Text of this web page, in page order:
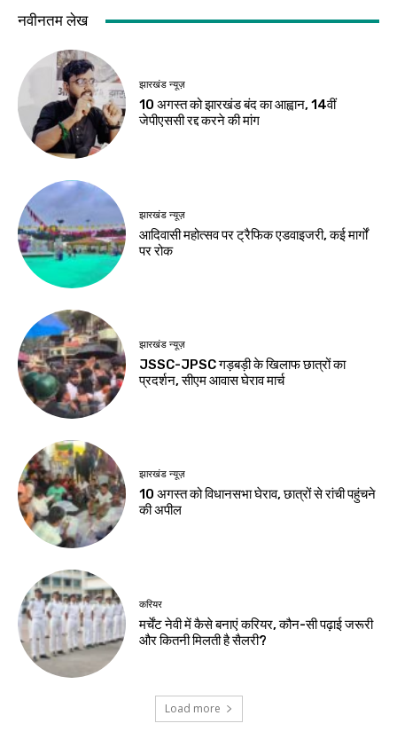
चलते या सीढ़ियां चढ़ते
समय सांस फूलना न करें
इन बीमारियों का संकेत
Birsa Bhumi Live
August 8, 2026
हेल्थ
घी तेल से बेहतर है या
झारखंड न्यूज़
जेपीएससी-जेएसएससी
सुधार की मांग पर छात्रों
का अनशन जारी
Birsa Bhumi Live
August 8, 2026
नवीनतम लेख
जेपीएससी रद्द करने की मांग
झारखंड न्यूज़
आदिवासी महोत्सव पर ट्रैफिक एडवाइजरी, कई मार्गों